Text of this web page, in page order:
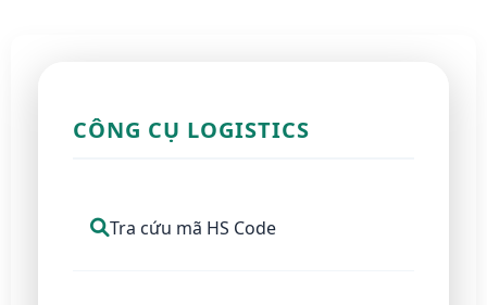
CÔNG CỤ LOGISTICS
Tra cứu mã HS Code